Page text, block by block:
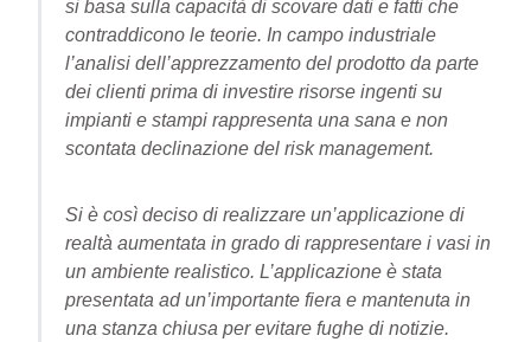
si basa sulla capacità di scovare dati e fatti che
contraddicono le teorie. In campo industriale
l’analisi dell’apprezzamento del prodotto da parte
dei clienti prima di investire risorse ingenti su
impianti e stampi rappresenta una sana e non
scontata declinazione del risk management.
Si è così deciso di realizzare un’applicazione di
realtà aumentata in grado di rappresentare i vasi in
un ambiente realistico. L’applicazione è stata
presentata ad un’importante fiera e mantenuta in
una stanza chiusa per evitare fughe di notizie.